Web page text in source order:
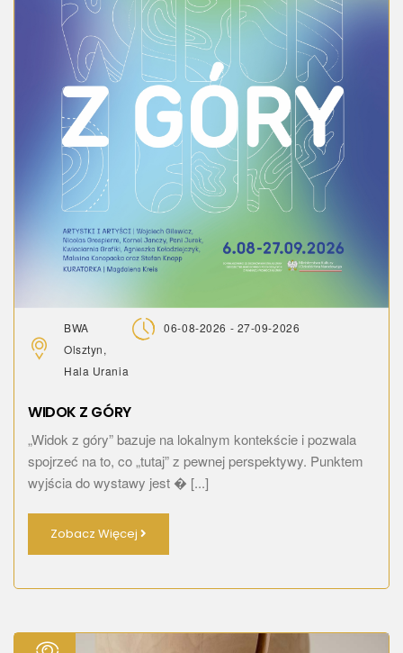
BWA
Olsztyn,
Hala Urania
06-08-2026 - 27-09-2026
WIDOK Z GÓRY
„Widok z góry” bazuje na lokalnym kontekście i pozwala
spojrzeć na to, co „tutaj” z pewnej perspektywy. Punktem
wyjścia do wystawy jest � [...]
Zobacz Więcej